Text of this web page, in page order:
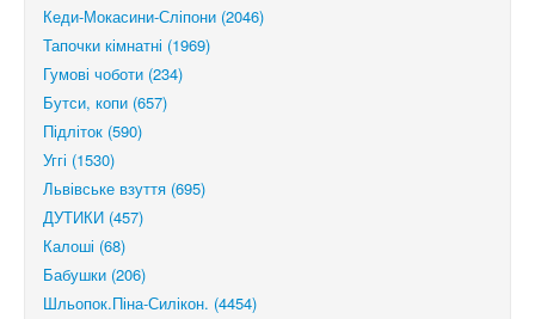
Кеди-Мокасини-Сліпони (2046)
Тапочки кімнатні (1969)
Гумові чоботи (234)
Бутси, копи (657)
Підліток (590)
Уггі (1530)
Львівське взуття (695)
ДУТИКИ (457)
Калоші (68)
Бабушки (206)
Шльопок.Піна-Силікон. (4454)